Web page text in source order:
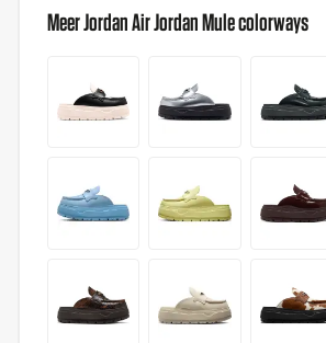
Meer Jordan Air Jordan Mule colorways